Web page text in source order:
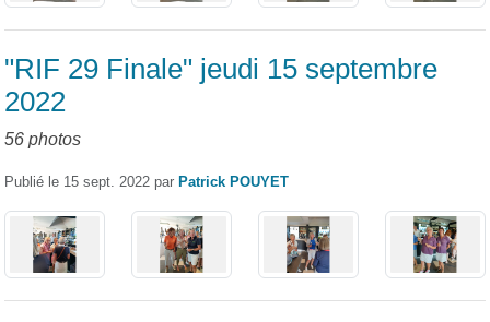
"RIF 29 Finale" jeudi 15 septembre
2022
56 photos
Publié le 15 sept. 2022 par Patrick POUYET